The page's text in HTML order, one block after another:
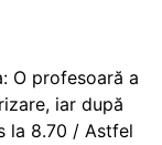
O profesoară a
iar după
la 8.70 / Astfel